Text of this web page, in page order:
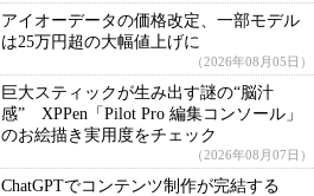
アイオーデータの価格改定、一部モデル
は25万円超の大幅値上げに
（2026年08月05日）
巨大スティックが生み出す謎の“脳汁
感” XPPen「Pilot Pro 編集コンソール」
のお絵描き実用度をチェック
（2026年08月07日）
ChatGPTでコンテンツ制作が完結する